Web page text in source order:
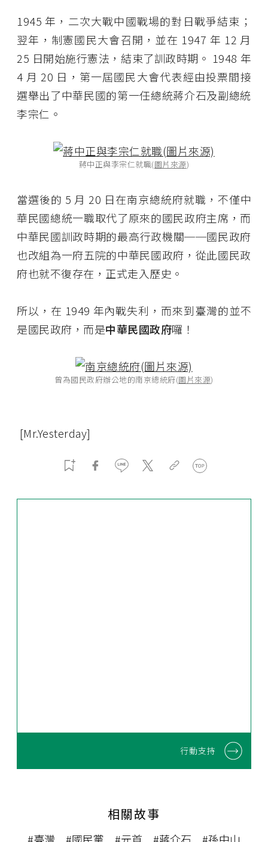
1945 年，二次大戰中國戰場的對日戰爭結束；
翌年，制憲國民大會召開，並在 1947 年 12 月
25 日開始施行憲法，結束了訓政時期。 1948 年
4 月 20 日，第一屆國民大會代表經由投票間接
選舉出了中華民國的第一任總統蔣介石及副總統
李宗仁。
蔣中正與李宗仁就職(圖片來源)
當選後的 5 月 20 日在南京總統府就職，不僅中
華民國總統一職取代了原來的國民政府主席，而
中華民國訓政時期的最高行政機關──國民政府
也改組為一府五院的中華民國政府，從此國民政
府也就不復存在，正式走入歷史。
所以，在 1949 年內戰失利，而來到臺灣的並不
是國民政府，而是中華民國政府囉！
曾為國民政府辦公地的南京總統府(圖片來源)
[Mr.Yesterday]
行動支持
相關故事